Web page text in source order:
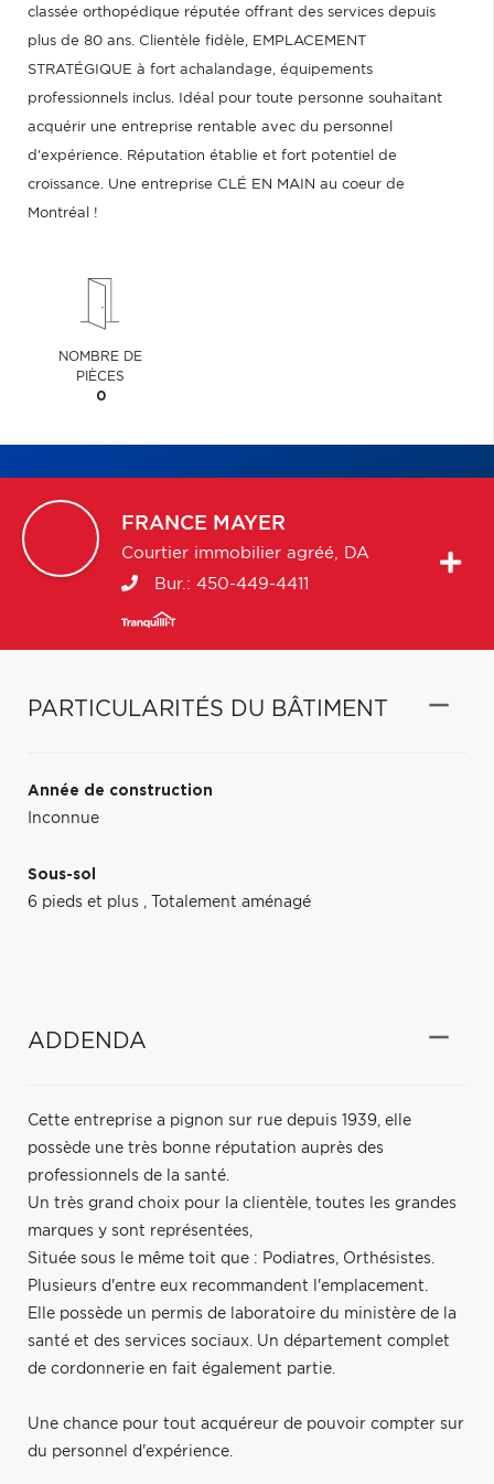
classée orthopédique réputée offrant des services depuis
plus de 80 ans. Clientèle fidèle, EMPLACEMENT
STRATÉGIQUE à fort achalandage, équipements
professionnels inclus. Idéal pour toute personne souhaitant
acquérir une entreprise rentable avec du personnel
d'expérience. Réputation établie et fort potentiel de
croissance. Une entreprise CLÉ EN MAIN au coeur de
Montréal !
NOMBRE DE
PIÈCES
0
FRANCE MAYER
Courtier immobilier agréé, DA
Bur.: 450-449-4411
PARTICULARITÉS DU BÂTIMENT
Année de construction
Inconnue
Sous-sol
6 pieds et plus , Totalement aménagé
ADDENDA
Cette entreprise a pignon sur rue depuis 1939, elle
possède une très bonne réputation auprès des
professionnels de la santé.
Un très grand choix pour la clientèle, toutes les grandes
marques y sont représentées,
Située sous le même toit que : Podiatres, Orthésistes.
Plusieurs d'entre eux recommandent l'emplacement.
Elle possède un permis de laboratoire du ministère de la
santé et des services sociaux. Un département complet
de cordonnerie en fait également partie.
Une chance pour tout acquéreur de pouvoir compter sur
du personnel d'expérience.